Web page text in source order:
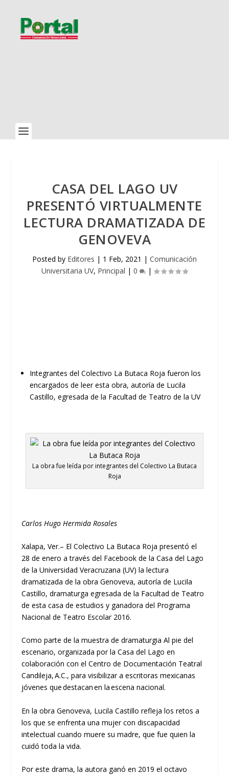
CASA DEL LAGO UV
PRESENTÓ VIRTUALMENTE
LECTURA DRAMATIZADA DE
GENOVEVA
Posted by Editores | 1 Feb, 2021 | Comunicación
Universitaria UV, Principal | 0 |
Integrantes del Colectivo La Butaca Roja fueron los
encargados de leer esta obra, autoría de Lucila
Castillo, egresada de la Facultad de Teatro de la UV
La obra fue leída por integrantes del Colectivo La Butaca
Roja
Carlos Hugo Hermida Rosales
Xalapa, Ver.– El Colectivo La Butaca Roja presentó el
28 de eneroa través del Facebookdela Casa del Lago
de la Universidad Veracruzana (UV) la lectura
dramatizada de la obraGenoveva, autoría de Lucila
Castillo, dramaturga egresada dela Facultad de Teatro
de esta casa de estudios y ganadora del Programa
Nacionalde Teatro Escolar 2016.
Comoparte dela muestra de dramaturgiaAl pie del
escenario, organizada por la Casa del Lago en
colaboración con el Centro de Documentación Teatral
Candileja, A.C., para visibilizar a escritoras mexicanas
jóvenes que destacan en la escena nacional.
En la obraGenoveva, Lucila Castillo refleja los retos a
los que se enfrenta unamujercon discapacidad
intelectual cuando muere su madre, que fue quien la
cuidó toda la vida.
Por este drama, la autora ganó en 2019 el octavo